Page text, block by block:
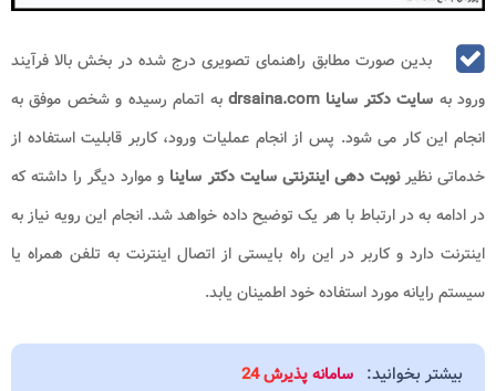
بدین صورت مطابق راهنمای تصویری درج شده در بخش بالا فرآیند
ورود به سایت دکتر ساینا drsaina.com
به اتمام رسیده و شخص موفق به
انجام این کار می شود. پس از انجام عملیات ورود، کاربر قابلیت استفاده از
خدماتی نظیرنوبت دهی اینترنتی سایت دکتر ساینا و موارد دیگر را داشته که
در ادامه به در ارتباط با هر یک توضیح داده خواهد شد. انجام این رویه نیاز به
اینترنت دارد و کاربر در این راه بایستی از اتصال اینترنت به تلفن همراه یا
سیستم رایانه مورد استفاده خود اطمینان یابد.
بیشتر بخوانید: سامانه پذیرش 24